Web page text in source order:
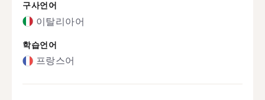
구사언어
이탈리아어
학습언어
프랑스어